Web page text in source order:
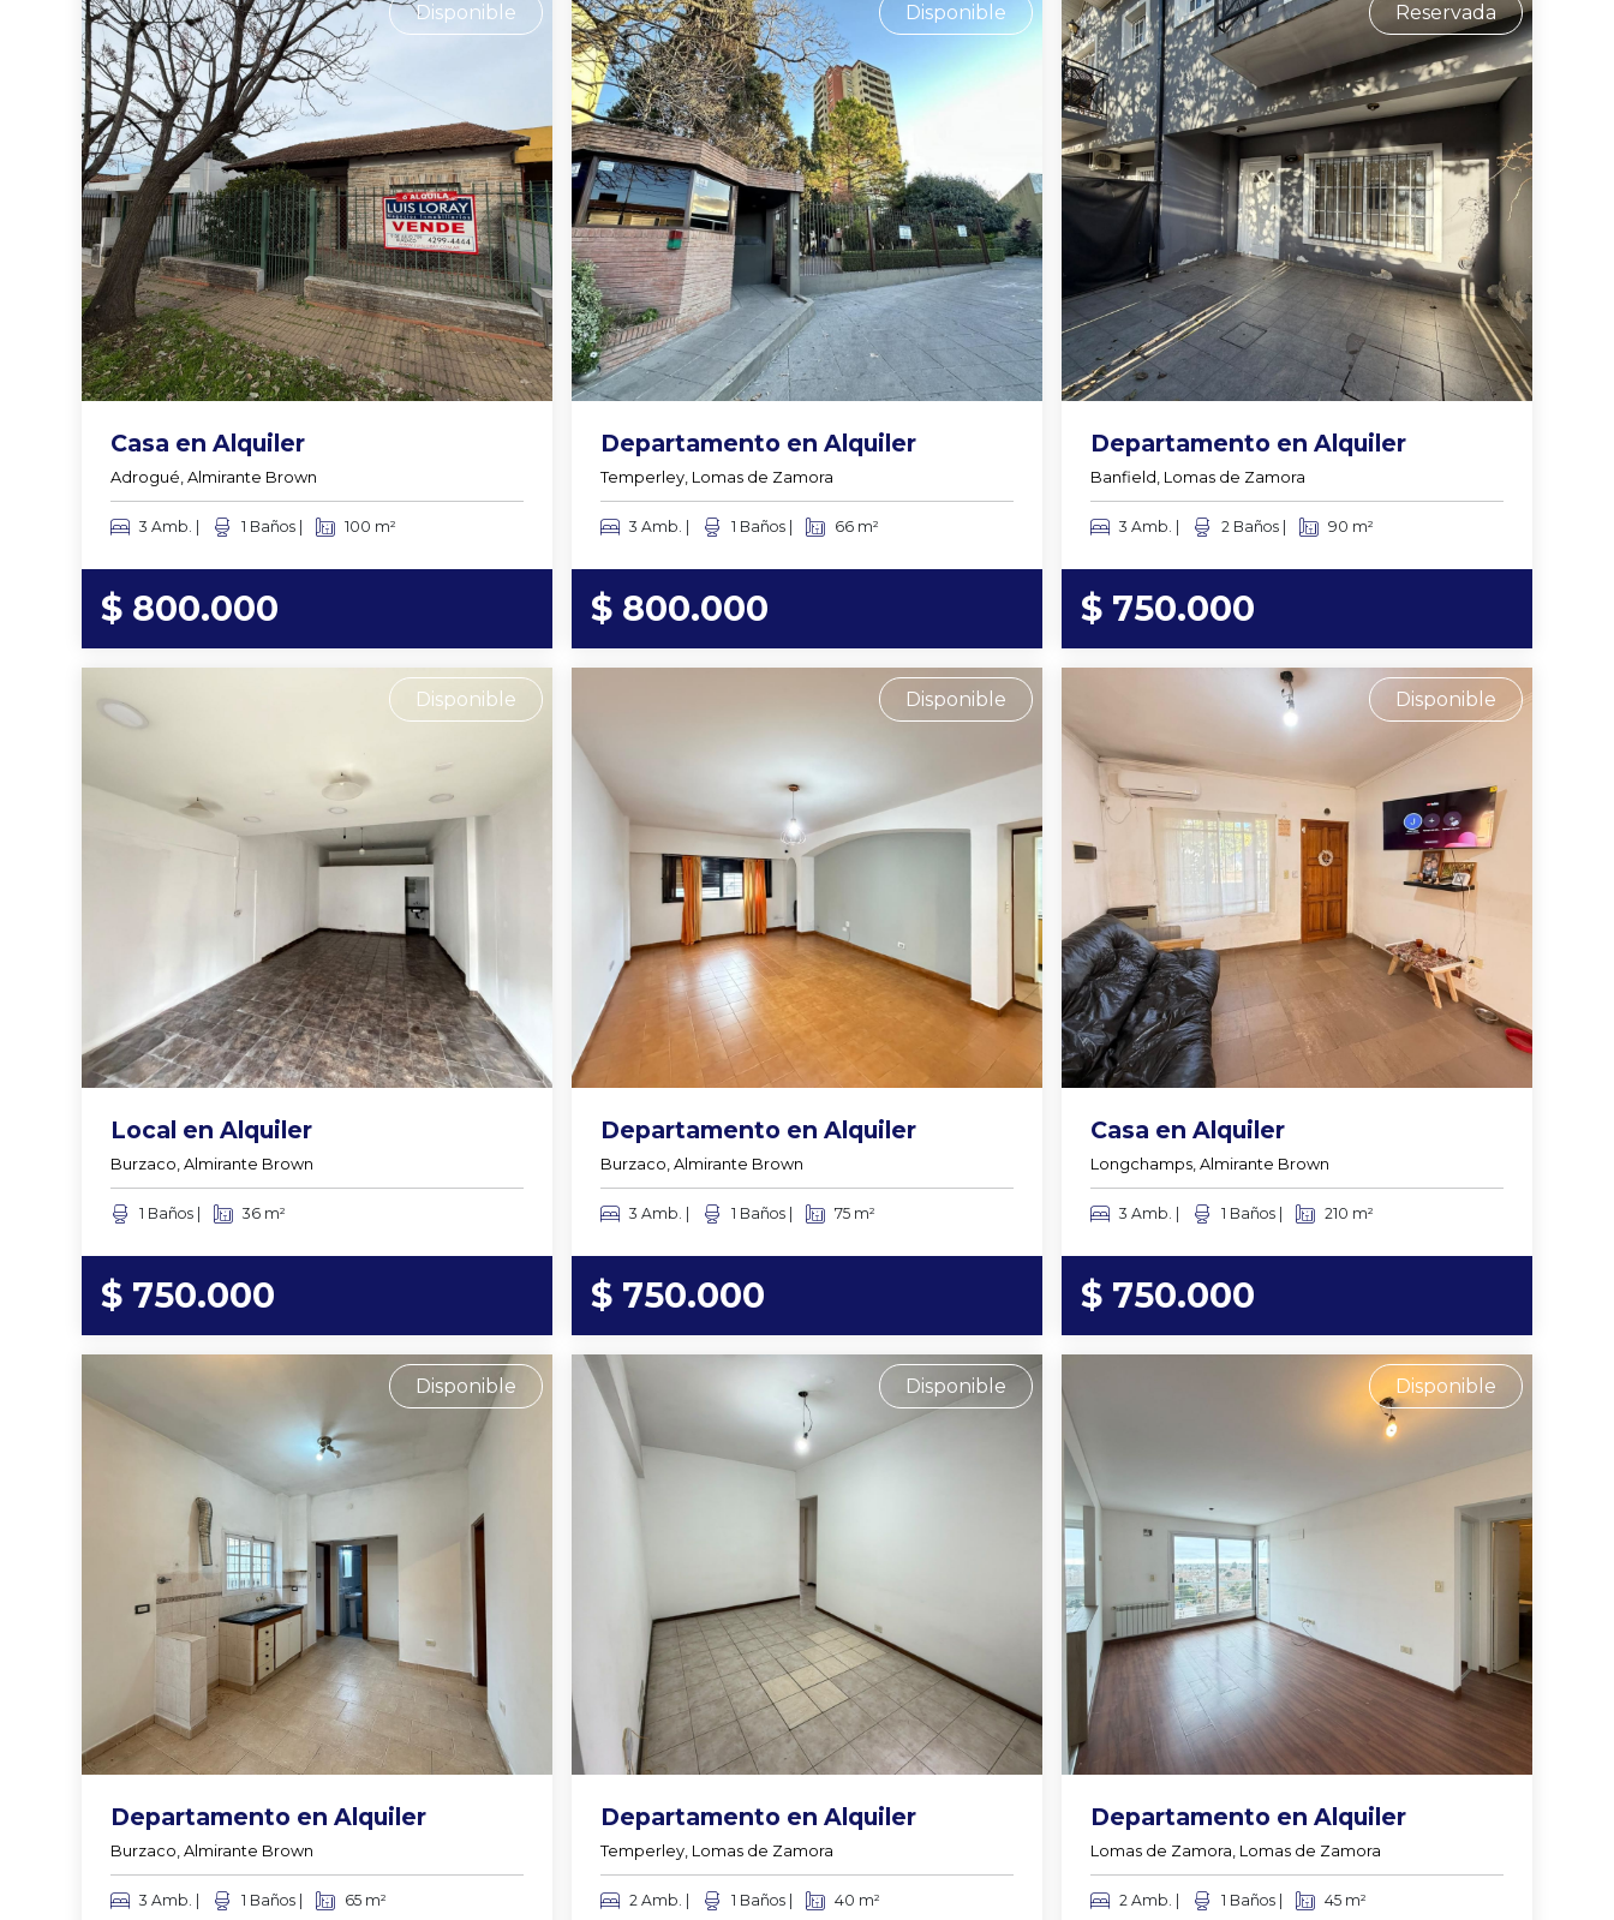
Disponible
Casa en Alquiler
Adrogué, Almirante Brown
3 Amb. | 1 Baños | 100 m²
$ 800.000
Disponible
Departamento en Alquiler
Temperley, Lomas de Zamora
3 Amb. | 1 Baños | 66 m²
$ 800.000
Reservada
Departamento en Alquiler
Banfield, Lomas de Zamora
3 Amb. | 2 Baños | 90 m²
$ 750.000
Disponible
Local en Alquiler
Burzaco, Almirante Brown
1 Baños | 36 m²
$ 750.000
Disponible
Departamento en Alquiler
Burzaco, Almirante Brown
3 Amb. | 1 Baños | 75 m²
$ 750.000
Disponible
Casa en Alquiler
Longchamps, Almirante Brown
3 Amb. | 1 Baños | 210 m²
$ 750.000
Disponible
Departamento en Alquiler
Burzaco, Almirante Brown
3 Amb. | 1 Baños | 65 m²
Disponible
Departamento en Alquiler
Temperley, Lomas de Zamora
2 Amb. | 1 Baños | 40 m²
Disponible
Departamento en Alquiler
Lomas de Zamora, Lomas de Zamora
2 Amb. | 1 Baños | 45 m²